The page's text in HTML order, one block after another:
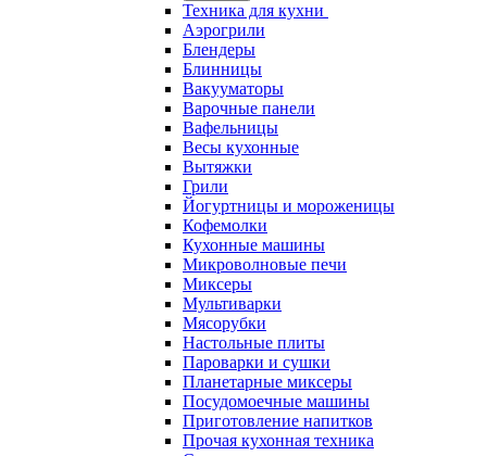
Техника для кухни
Аэрогрили
Блендеры
Блинницы
Вакууматоры
Варочные панели
Вафельницы
Весы кухонные
Вытяжки
Грили
Йогуртницы и мороженицы
Кофемолки
Кухонные машины
Микроволновые печи
Миксеры
Мультиварки
Мясорубки
Настольные плиты
Пароварки и сушки
Планетарные миксеры
Посудомоечные машины
Приготовление напитков
Прочая кухонная техника